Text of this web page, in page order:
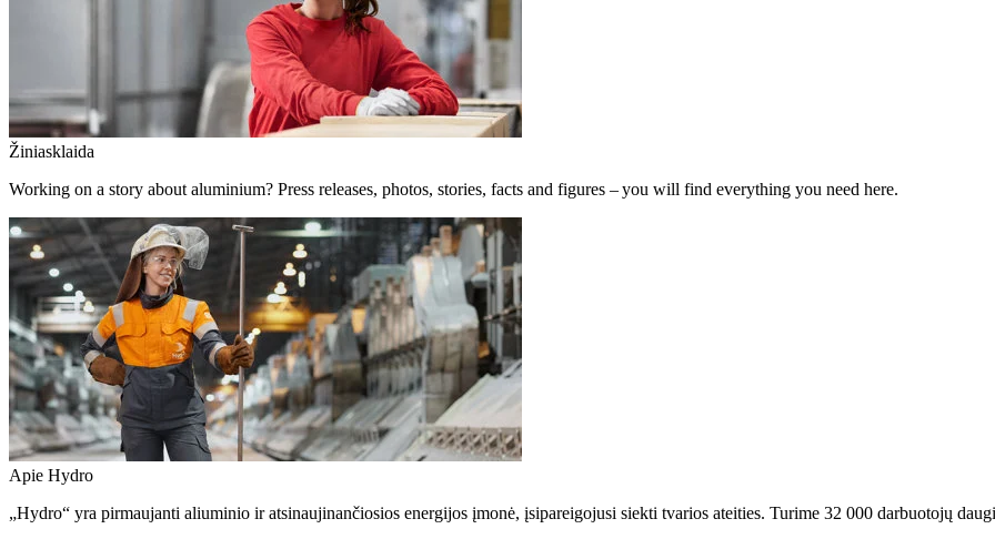
Žiniasklaida
Working on a story about aluminium? Press releases, photos, stories, facts and figures – you will find everything you need here.
Apie Hydro
„Hydro“ yra pirmaujanti aliuminio ir atsinaujinančiosios energijos įmonė, įsipareigojusi siekti tvarios ateities. Turime 32 000 darbuotojų